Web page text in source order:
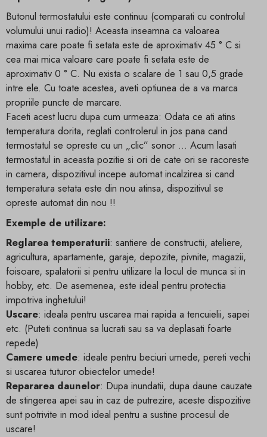
Butonul termostatului este continuu (comparati cu controlul
volumului unui radio)! Aceasta inseamna ca valoarea
maxima care poate fi setata este de aproximativ 45 ° C si
cea mai mica valoare care poate fi setata este de
aproximativ 0 ° C. Nu exista o scalare de 1 sau 0,5 grade
intre ele. Cu toate acestea, aveti optiunea de a va marca
propriile puncte de marcare.
Faceti acest lucru dupa cum urmeaza: Odata ce ati atins
temperatura dorita, reglati controlerul in jos pana cand
termostatul se opreste cu un „clic” sonor ... Acum lasati
termostatul in aceasta pozitie si ori de cate ori se racoreste
in camera, dispozitivul incepe automat incalzirea si cand
temperatura setata este din nou atinsa, dispozitivul se
opreste automat din nou !!
Exemple de utilizare:
Reglarea temperaturii: santiere de constructii, ateliere,
agricultura, apartamente, garaje, depozite, pivnite, magazii,
foisoare, spalatorii si pentru utilizare la locul de munca si in
hobby, etc. De asemenea, este ideal pentru protectia
impotriva inghetului!
Uscare: ideala pentru uscarea mai rapida a tencuielii, sapei
etc. (Puteti continua sa lucrati sau sa va deplasati foarte
repede)
Camere umede: ideale pentru beciuri umede, pereti vechi
si uscarea tuturor obiectelor umede!
Repararea daunelor: Dupa inundatii, dupa daune cauzate
de stingerea apei sau in caz de putrezire, aceste dispozitive
sunt potrivite in mod ideal pentru a sustine procesul de
uscare!